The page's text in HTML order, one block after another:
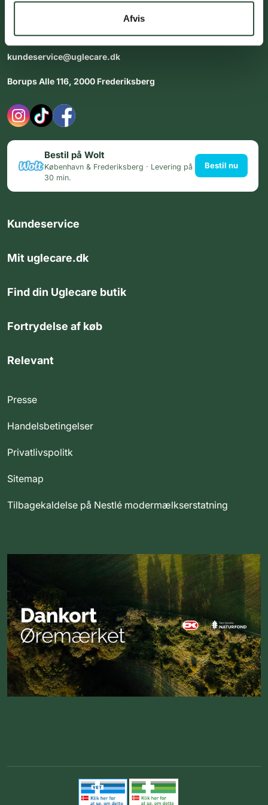
Afvis
Åbningstider i butikken:
kundeservice@uglecare.dk
Borups Alle 116, 2000 Frederiksberg
Bestil på Wolt
København & Frederiksberg · Levering på
30 min.
Bestil nu
Kundeservice
Mit uglecare.dk
Find din Uglecare butik
Fortrydelse af køb
Relevant
Presse
Handelsbetingelser
Privatlivspolitk
Sitemap
Tilbagekaldelse på Nestlé modermælkserstatning